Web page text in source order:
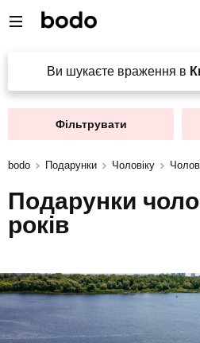
Ви шукаєте враження в
Фільтрувати
bodo Подарунки Чоловіку
Подарунки
років